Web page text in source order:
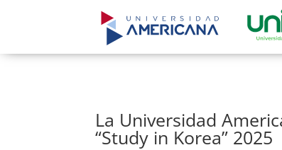
La Universidad
“Study in Korea” 2025